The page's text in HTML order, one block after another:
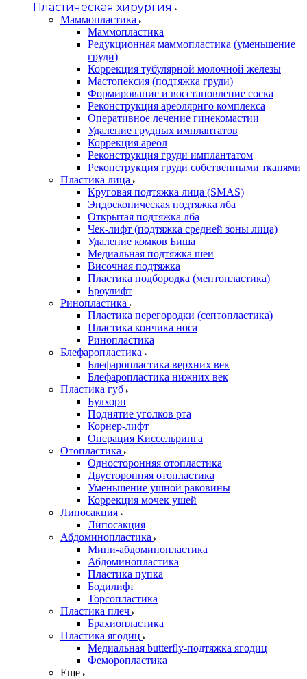
Пластическая хирургия
Маммопластика
Маммопластика
Редукционная маммопластика (уменьшение
груди)
Коррекция тубулярной молочной железы
Мастопексия (подтяжка груди)
Формирование и восстановление соска
Реконструкция ареолярнго комплекса
Оперативное лечение гинекомастии
Удаление грудных имплантатов
Коррекция ареол
Реконструкция груди имплантатом
Реконструкция груди собственными тканями
Пластика лица
Круговая подтяжка лица (SMAS)
Эндоскопическая подтяжка лба
Открытая подтяжка лба
Чек-лифт (подтяжка средней зоны лица)
Удаление комков Биша
Медиальная подтяжка шеи
Височная подтяжка
Пластика подбородка (ментопластика)
Броулифт
Ринопластика
Пластика перегородки (септопластика)
Пластика кончика носа
Ринопластика
Блефаропластика
Блефаропластика верхних век
Блефаропластика нижних век
Пластика губ
Булхорн
Поднятие уголков рта
Корнер-лифт
Операция Киссельринга
Oтопластика
Односторонняя отопластика
Двусторонняя отопластика
Уменьшение ушной раковины
Коррекция мочек ушей
Липосакция
Липосакция
Абдоминопластика
Мини-абдоминопластика
Абдоминопластика
Пластика пупка
Бодилифт
Торсопластика
Пластика плеч
Брахиопластика
Пластика ягодиц
Медиальная butterfly-подтяжка ягодиц
Феморопластика
Еще